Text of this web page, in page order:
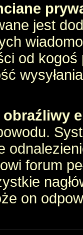
jest
od
obraźliwy
forum
on